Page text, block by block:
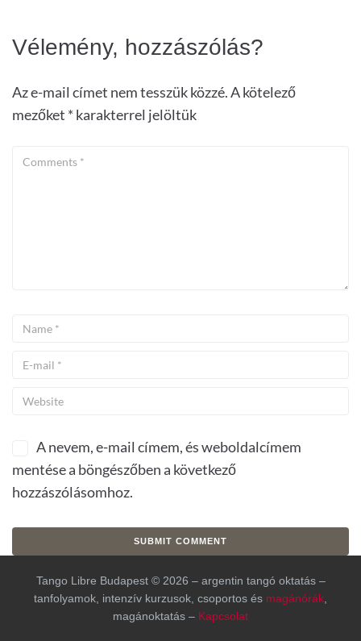
Vélemény, hozzászólás?
Az e-mail címet nem tesszük közzé.A kötelező
mezőket * karakterrel jelöltük
A nevem, e-mail címem, és weboldalcímem
mentése a böngészőben a következő
hozzászólásomhoz.
Tango Libre Budapest © 2026 – argentin tangó oktatás –
tanfolyamok, intenzív kurzusok, csoportos és magánórák
magánoktatás – Kapcsolat